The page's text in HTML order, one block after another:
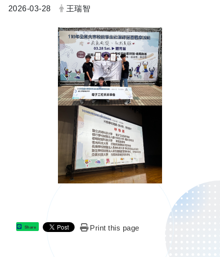
日期：
2026-03-28 發布者：
王瑞智
Share Print this page